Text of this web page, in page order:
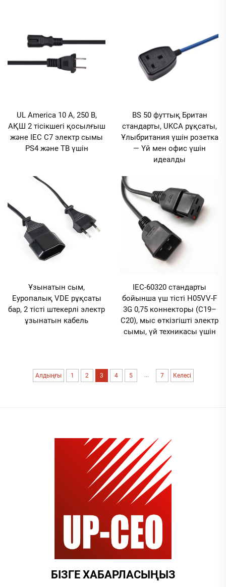
UL America 10 А, 250 В,
АҚШ 2 тісікшегі қосылғыш
және IEC C7 электр сымы
PS4 және ТВ үшін
BS 50 футтық Британ
стандарты, UKCA рұқсаты,
Ұлыбритания үшін розетка
— Үй мен офис үшін
идеалды
Ұзынатын сым,
Еуропалық VDE рұқсаты
бар, 2 тісті штекерлі электр
ұзынатын кабель
IEC-60320 стандарты
бойынша үш тісті H05VV-F
3G 0,75 коннекторы (C19–
C20), мыс өткізгішті электр
сымы, үй техникасы үшін
Алдыңғы 1 2 3 4 5 ... 7 Келесі
БІЗГЕ ХАБАРЛАСЫҢЫЗ